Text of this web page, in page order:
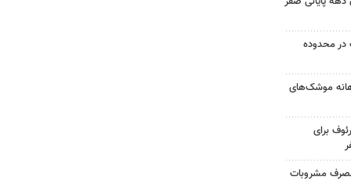
محدوده
موشک‌های
برای
اثر مصرف مشروبات